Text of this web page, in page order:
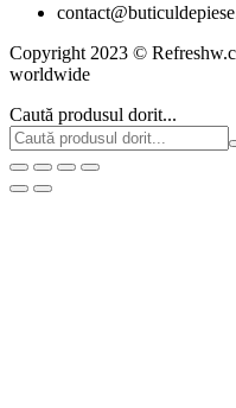
Copyright 2023 ©
worldwide
Caută produsul dorit...